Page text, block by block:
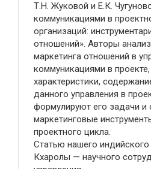
Т.Н. Жуковой и Е.К.
коммуникациями в
организаций:
отношений». Авторы
маркетинга отношений в
коммуникациями в
характеристики,
данного управления в
формулируют его задачи и
маркетинговые
проектного цикла.
Статью нашего индийского
Кхаролы — научного